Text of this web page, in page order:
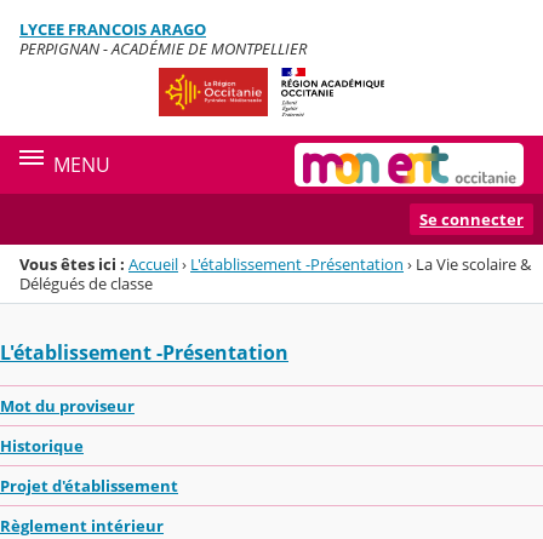
Menu de la rubrique
Contenu
LYCEE FRANCOIS ARAGO
PERPIGNAN - ACADÉMIE DE MONTPELLIER
MENU
Se connecter
Vous êtes ici : Accueil› L'établissement -Présentation › La Vie scolaire &
Délégués de classe
L'établissement -Présentation
Mot du proviseur
Historique
Projet d'établissement
Règlement intérieur